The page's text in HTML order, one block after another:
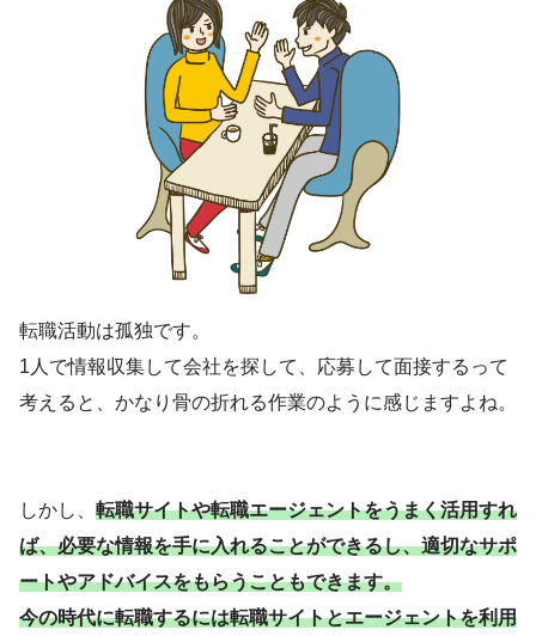
転職活動は孤独です。
1人で情報収集して会社を探して、応募して面接するって
考えると、かなり骨の折れる作業のように感じますよね。
しかし、 転職サイトや転職エージェントをうまく活用すれ
ば、必要な情報を手に入れることができるし、適切なサポ
ートやアドバイスをもらうこともできます。
今の時代に転職するには転職サイトとエージェントを利用